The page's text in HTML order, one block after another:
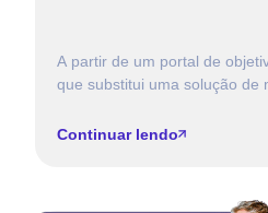
A partir de um portal de
que substitui uma solução de
Continuar lendo